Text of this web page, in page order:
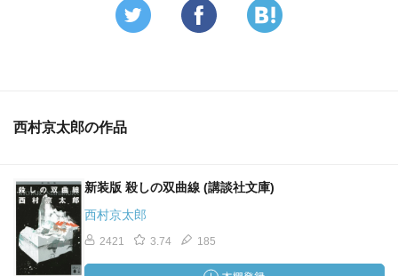
西村京太郎の作品
新装版 殺しの双曲線 (講談社文庫)
西村京太郎
2421 3.74 185